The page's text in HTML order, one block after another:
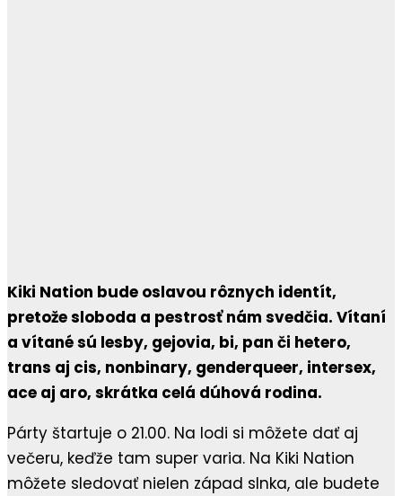
Kiki Nation bude oslavou rôznych identít,
pretože sloboda a pestrosť nám svedčia. Vítaní
a vítané sú lesby, gejovia, bi, pan či hetero,
trans aj cis, nonbinary, genderqueer, intersex,
ace aj aro, skrátka celá dúhová rodina.
Párty štartuje o 21.00. Na lodi si môžete dať aj
večeru, keďže tam super varia. Na Kiki Nation
môžete sledovať nielen západ slnka, ale budete